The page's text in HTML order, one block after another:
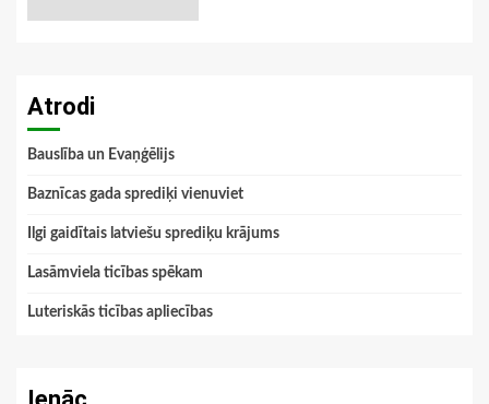
Atrodi
Bauslība un Evaņģēlijs
Baznīcas gada sprediķi vienuviet
Ilgi gaidītais latviešu sprediķu krājums
Lasāmviela ticības spēkam
Luteriskās ticības apliecības